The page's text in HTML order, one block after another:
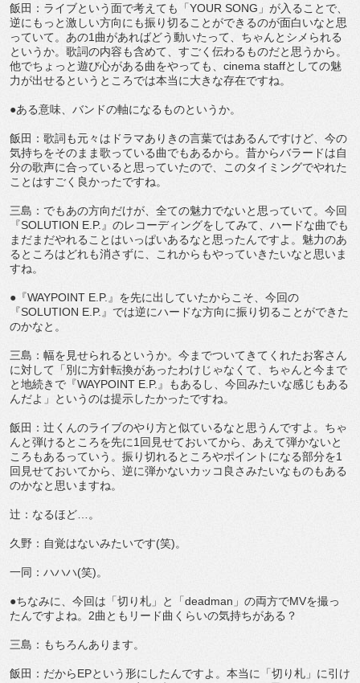
飯田：ライブという面で考えても「YOUR SONG」が入ることで、
逆にもっと激しい方向にも振り切ることができるのが面白いなと思
っていて。あの1曲があればどう動いたって、ちゃんとシメられる
というか。歌詞の内容も含めて、すごく伝わるものだと思うから。
他でちょっと遊び心がある曲をやっても、cinema staffとしての魅
力が出せるというところでは本当に大きな存在ですね。
●ある意味、バンドの軸になるものというか。
飯田：歌詞も元々はドラマありきの言葉ではあるんですけど、今の
気持ちをそのまま歌っている曲でもあるから。昔からバラードは自
分の歌声に合っていると思っていたので、このタイミングでやれた
ことはすごく良かったですね。
三島：でもあの方向だけが、全ての魅力でないと思っていて。今回
『SOLUTION E.P.』のレコーディングをしてみて、ハードな曲でも
まだまだやれることはいっぱいあるなと思ったんですよ。魅力のあ
るところはどれも消さずに、これからもやっていきたいなと思いま
すね。
●『WAYPOINT E.P.』を先に出していたからこそ、今回の
『SOLUTION E.P.』では逆にハードな方向に振り切ることができた
のかなと。
三島：幅を見せられるというか。今までついてきてくれたお客さん
に対して「別に方針転換があったわけじゃなくて、ちゃんと今まで
と地続きで『WAYPOINT E.P.』もあるし、今回みたいな感じもある
んだよ」というのは提示したかったですね。
飯田：辻くんのライブのやり方と似ているなと思うんですよ。ちゃ
んと弾けるところを先に1回見せておいてから、あえて弾かないと
ころもあるっていう。振り切れるところやポイントになる部分を1
回見せておいてから、逆に弾かないカッコ良さみたいなものもある
のかなと思いますね。
辻：なるほど…。
久野：自覚はないみたいです(笑)。
一同：ハハハ(笑)。
●ちなみに、今回は「切り札」と「deadman」の両方でMVを撮っ
たんですよね。2曲ともリード曲くらいの気持ちがある？
三島：もちろんあります。
飯田：だからEPという形にしたんですよ。本当に「切り札」に引け